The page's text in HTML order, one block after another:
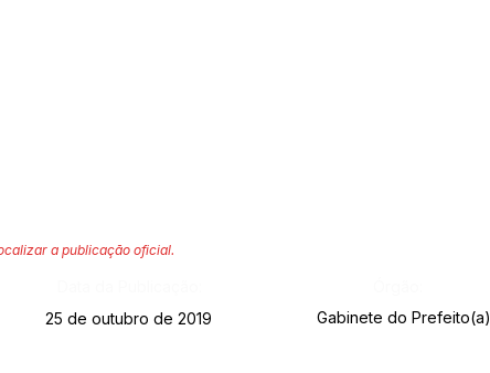
a publicação oficial.
25 de outubro de 2019 Gabinete do Prefeito(a)